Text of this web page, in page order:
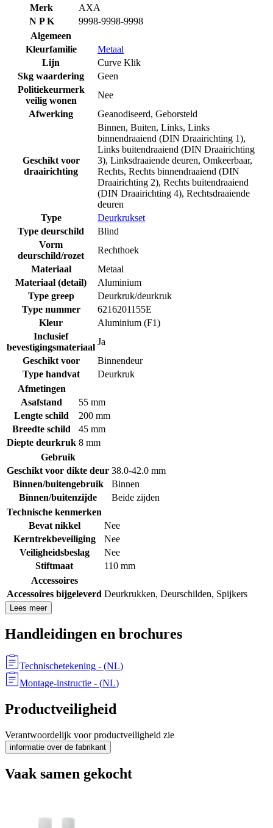
Merk
AXA
N P K
9998-9998-9998
Algemeen
Kleurfamilie
Metaal
Lijn
Curve Klik
Skg waardering
Geen
Politiekeurmerk
veilig wonen
Nee
Afwerking
Geanodiseerd, Geborsteld
Geschikt voor
draairichting
Binnen, Buiten, Links, Links
binnendraaiend (DIN Draairichting 1),
Links buitendraaiend (DIN Draairichting
3), Linksdraaiende deuren, Omkeerbaar,
Rechts, Rechts binnendraaiend (DIN
Draairichting 2), Rechts buitendraaiend
(DIN Draairichting 4), Rechtsdraaiende
deuren
Type
Deurkrukset
Type deurschild
Blind
Vorm
deurschild/rozet
Rechthoek
Materiaal
Metaal
Materiaal (detail)
Aluminium
Type greep
Deurkruk/deurkruk
Type nummer
6216201155E
Kleur
Aluminium (F1)
Inclusief
bevestigingsmateriaal
Ja
Geschikt voor
Binnendeur
Type handvat
Deurkruk
Afmetingen
Asafstand
55 mm
Lengte schild
200 mm
Breedte schild
45 mm
Diepte deurkruk 8 mm
Gebruik
Geschikt voor dikte deur 38.0-42.0 mm
Binnen/buitengebruik
Binnen
Binnen/buitenzijde
Beide zijden
Technische kenmerken
Bevat nikkel
Nee
Kerntrekbeveiliging
Nee
Veiligheidsbeslag
Nee
Stiftmaat
110 mm
Accessoires
Accessoires bijgeleverd Deurkrukken, Deurschilden, Spijkers
Lees meer
Handleidingen en brochures
Technischetekening - (NL)
Montage-instructie - (NL)
Productveiligheid
Verantwoordelijk voor productveiligheid zie
informatie over de fabrikant
Vaak samen gekocht